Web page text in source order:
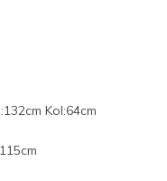
Kol:64cm